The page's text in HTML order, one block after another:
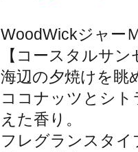
WoodWickジャー
【コースタルサ
海辺の夕焼けを眺
ココナッツとシ
えた香り。
フレグランスタイ